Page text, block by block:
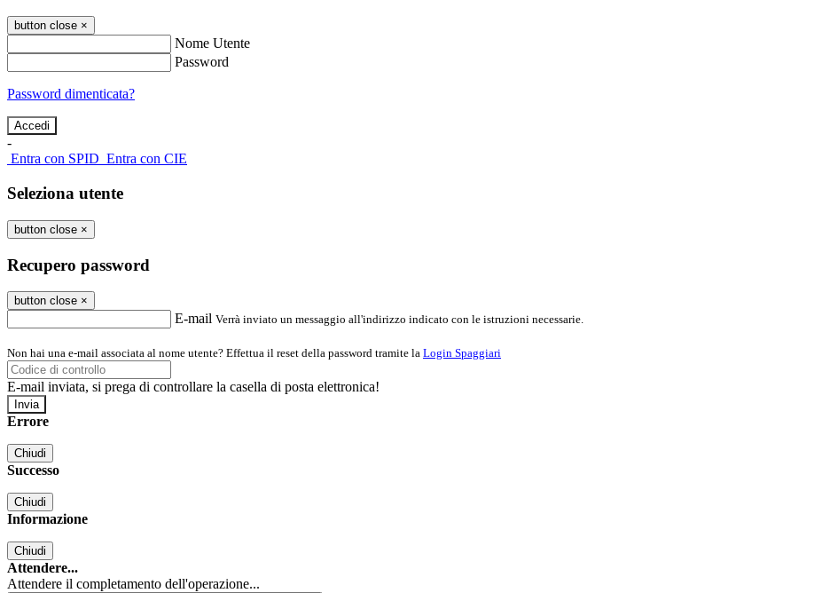
button close ×
Nome Utente
Password
Password dimenticata?
-
Entra con SPID Entra con CIE
Seleziona utente
button close ×
Recupero password
button close ×
E-mail Verrà inviato un messaggio all'indirizzo indicato con le istruzioni necessarie.
Non hai una e-mail associata al nome utente? Effettua il reset della password tramite la Login Spaggiari
E-mail inviata, si prega di controllare la casella di posta elettronica!
Errore
Chiudi
Successo
Chiudi
Informazione
Chiudi
Attendere...
Attendere il completamento dell'operazione...